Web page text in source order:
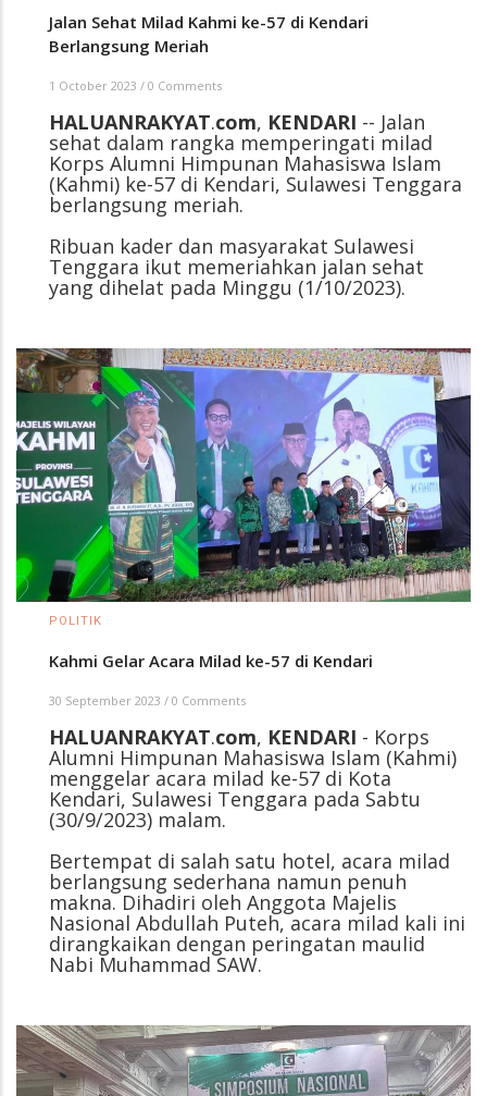
Jalan Sehat Milad Kahmi ke-57 di Kendari
Berlangsung Meriah
1 October 2023 / 0 Comments
HALUANRAKYAT.com, KENDARI -- Jalan
sehat dalam rangka memperingati milad
Korps Alumni Himpunan Mahasiswa Islam
(Kahmi) ke-57 di Kendari, Sulawesi Tenggara
berlangsung meriah.
Ribuan kader dan masyarakat Sulawesi
Tenggara ikut memeriahkan jalan sehat
yang dihelat pada Minggu (1/10/2023).
POLITIK
Kahmi Gelar Acara Milad ke-57 di Kendari
30 September 2023 / 0 Comments
HALUANRAKYAT.com, KENDARI - Korps
Alumni Himpunan Mahasiswa Islam (Kahmi)
menggelar acara milad ke-57 di Kota
Kendari, Sulawesi Tenggara pada Sabtu
(30/9/2023) malam.
Bertempat di salah satu hotel, acara milad
berlangsung sederhana namun penuh
makna. Dihadiri oleh Anggota Majelis
Nasional Abdullah Puteh, acara milad kali ini
dirangkaikan dengan peringatan maulid
Nabi Muhammad SAW.